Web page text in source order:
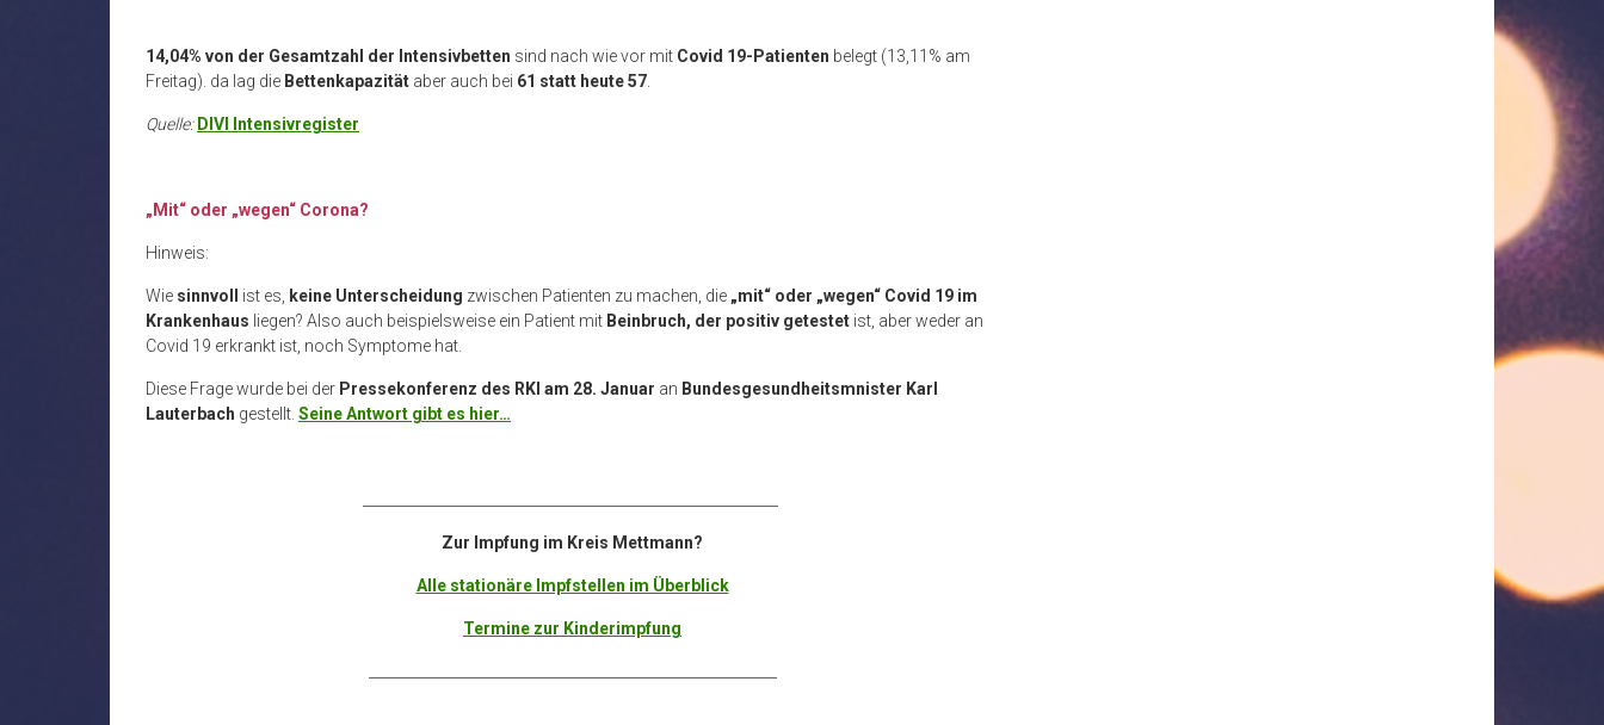
14,04% von der Gesamtzahl der Intensivbetten sind nach wie vor mit Covid 19-Patienten belegt (13,11% am
Freitag). da lag die Bettenkapazität aber auch bei 61 statt heute 57
Quelle: DIVI Intensivregister
„Mit“ oder „wegen“ Corona?
Hinweis:
Wie sinnvoll ist es, keine Unterscheidung zwischen Patienten zu machen, die „mit“ oder „wegen“ Covid 19 im
Krankenhaus liegen? Also auch beispielsweise ein Patient mit Beinbruch, der positiv getestet ist, aber weder an
Covid 19 erkrankt ist, noch Symptome hat.
Diese Frage wurde bei der Pressekonferenz des RKI am 28. Januar an Bundesgesundheitsmnister Karl
Lauterbach gestellt. Seine Antwort gibt es hier…
Zur Impfung im Kreis Mettmann?
Alle stationäre Impfstellen im Überblick
Termine zur Kinderimpfung